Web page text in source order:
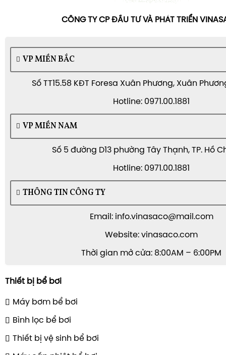
CÔNG TY CP ĐẦU TƯ VÀ PHÁT TRIỂN
VP MIỀN BẮC
Số TT15.58 KĐT Foresa Xuân Phương, Xuân
Hotline: 0971.00.1881
VP MIỀN NAM
Số 5 đường D13 phường Tây Thạnh, TP. Hồ
Hotline: 0971.00.1881
THÔNG TIN CÔNG TY
Email: info.vinasaco@mail.com
Website: vinasaco.com
Thời gian mở cửa: 8:00AM – 6:00PM
Thiết bị bể bơi
Máy bơm bể bơi
Bình lọc bể bơi
Thiết bị vệ sinh bể bơi